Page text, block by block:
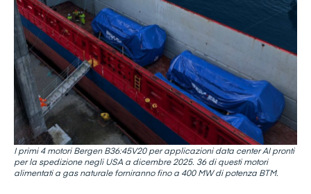
I primi 4 motori Bergen B36:45V20 per applicazioni data center AI pronti
per la spedizione negli USA a dicembre 2025. 36 di questi motori
alimentati a gas naturale forniranno fino a 400 MW di potenza BTM.